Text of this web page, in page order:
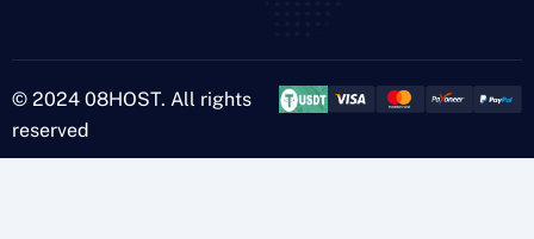
© 2024 08HOST. All rights
reserved